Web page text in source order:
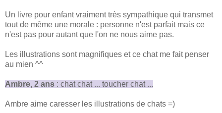
Un livre pour enfant vraiment très sympathique qui transmet
tout de même une morale : personne n'est parfait mais ce
n'est pas pour autant que l'on ne nous aime pas.
Les illustrations sont magnifiques et ce chat me fait penser
au mien ^^
Ambre, 2 ans : chat chat ... toucher chat ...
Ambre aime caresser les illustrations de chats =)